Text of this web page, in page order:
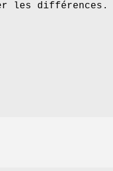
les différences.